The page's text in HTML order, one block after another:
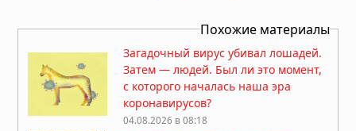
Похожие материалы
Загадочный вирус убивал лошадей.
Затем — людей. Был ли это момент,
с которого началась наша эра
коронавирусов?
04.08.2026 в 08:18